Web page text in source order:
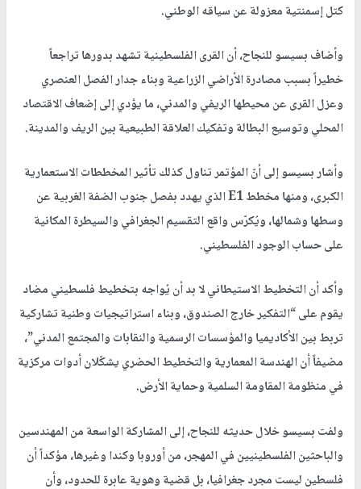
كتل إسمنتية معزولة عن سياقه الوطني.
وأضاف بسيسو للنجاح، أن القرى الفلسطينية تشهد بدورها تراجعاً
خطيراً بسبب مصادرة الأراضي الزراعية وبناء جدار الفصل العنصري
وعزل القرى عن محيطها الريفي والمدني، ما يؤدي إلى إضعاف الاقتصاد
المحلي وتوسيع البطالة وتفكيك العلاقة الطبيعية بين الريف والمدينة.
وأشار بسيسو إلى أنّ المؤتمر تناول كذلك تأثير المخططات الاستعمارية
الكبرى، ومنها مخطط E1 الذي يهدد بفصل جنوب الضفة الغربية عن
وسطها وشمالها، ويُكرّس واقع التقسيم الجغرافي والسيطرة المكانية
على حساب الوجود الفلسطيني.
وأكد أن التخطيط الاستيطاني لا بد أن يُواجه بتخطيط فلسطيني مضاد
يقوم على “التفكير خارج الصندوق، وبناء استراتيجيات وطنية تشاركية
تربط بين الأكاديميا والمؤسسات الرسمية والنقابات والمجتمع المدني”،
مضيفاً أن الهندسة المعمارية والتخطيط الحضري يشكّلان أدوات مركزية
في منظومة المقاومة السلمية وحماية الأرض.
ولفت بسيسو خلال حديثه للنجاح، إلى المشاركة الواسعة من المهندسين
والباحثين الفلسطينيين في المهجر، من أوروبا وكندا وغيرها، مؤكداً أن
فلسطين ليست مجرد جغرافيا، بل قضية وهوية عابرة للحدود، وأن